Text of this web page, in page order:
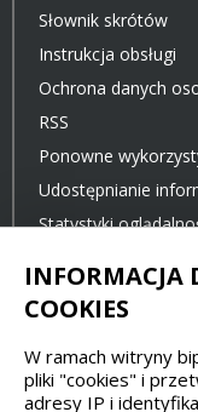
Słownik skrótów
Instrukcja obsługi
Ochrona danych
RSS
Ponowne
Udostępnianie
Statystyki
WCAG 2.1
INFORMACJA
COOKIES
W ramach witryny
pliki "cookies" i
adresy IP i